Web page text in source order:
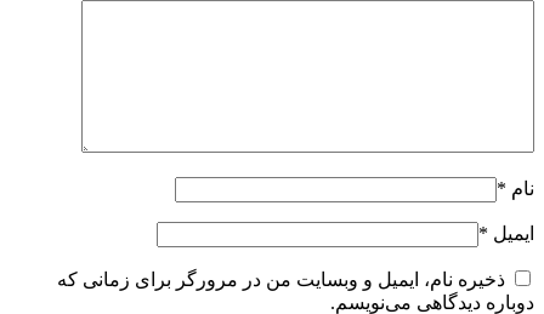
نام *
ایمیل *
ذخیره نام، ایمیل و وبسایت من در مرورگر برای زمانی که
دوباره دیدگاهی می‌نویسم.